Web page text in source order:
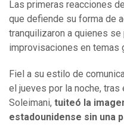
Las primeras reacciones
que defiende su forma de
tranquilizaron a quienes
improvisaciones en
Fiel a su estilo de
el jueves por la noche, tras
Soleimani, tuiteó la
estadounidense sin una